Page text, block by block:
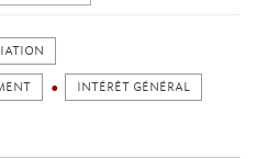
INTÉRÊT GÉNÉRAL